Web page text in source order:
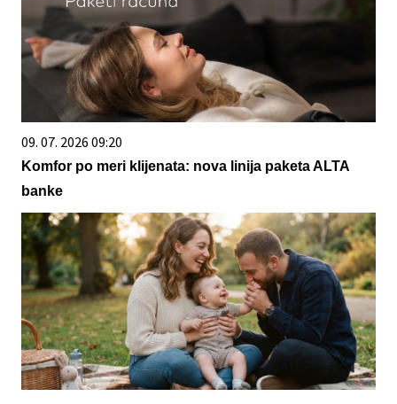
09. 07. 2026 09:20
Komfor po meri klijenata: nova linija paketa ALTA
banke